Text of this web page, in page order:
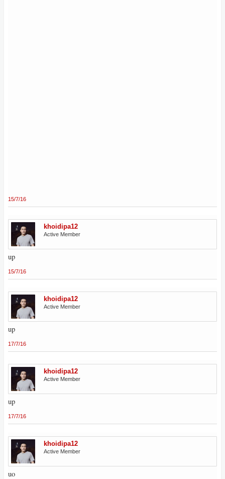
15/7/16
khoidipa12
Active Member
up
15/7/16
khoidipa12
Active Member
up
17/7/16
khoidipa12
Active Member
up
17/7/16
khoidipa12
Active Member
uo